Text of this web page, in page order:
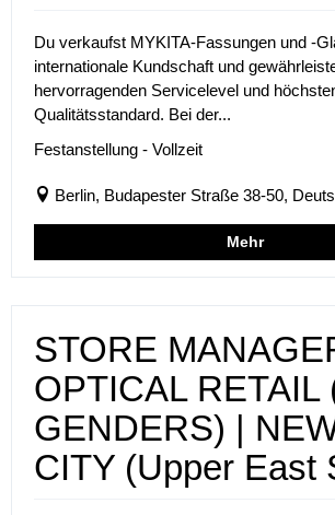
Du verkaufst MYKITA-Fassungen und -
internationale Kundschaft und
hervorragenden Servicelevel und
Qualitätsstandard. Bei der...
Festanstellung - Vollzeit
Berlin, Budapester Straße 38-50,
Mehr
STORE
OPTICAL RETAIL
GENDERS) |
CITY (Upper East